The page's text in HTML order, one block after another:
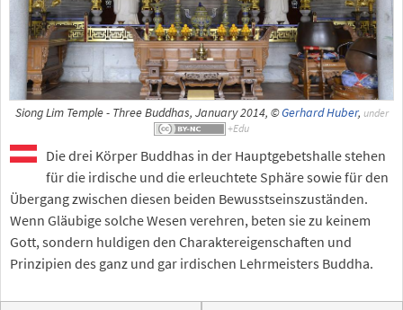
Siong Lim Temple - Three Buddhas, January 2014, ©Gerhard Huber, under
Die drei Körper Buddhas in der Hauptgebetshalle stehen
für die irdische und die erleuchtete Sphäre sowie für den
Übergang zwischen diesen beiden Bewusstseinszuständen.
Wenn Gläubige solche Wesen verehren, beten sie zu keinem
Gott, sondern huldigen den Charaktereigenschaften und
Prinzipien des ganz und gar irdischen Lehrmeisters Buddha.